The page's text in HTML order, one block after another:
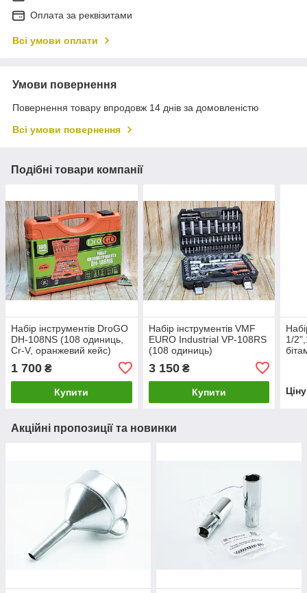
Оплата за реквізитами
Всі умови оплати
Умови повернення
Повернення товару впродовж 14 днів за домовленістю
Всі умови повернення
Подібні товари компанії
Набір інструментів DroGO
DH-108NS (108 одиниць,
Cr-V, оранжевий кейс)
1 700 ₴
Купити
Набір інструментів VMF
EURO Industrial VP-108RS
(108 одиниць)
3 150₴
Купити
1/
Акційні пропозиції та новинки